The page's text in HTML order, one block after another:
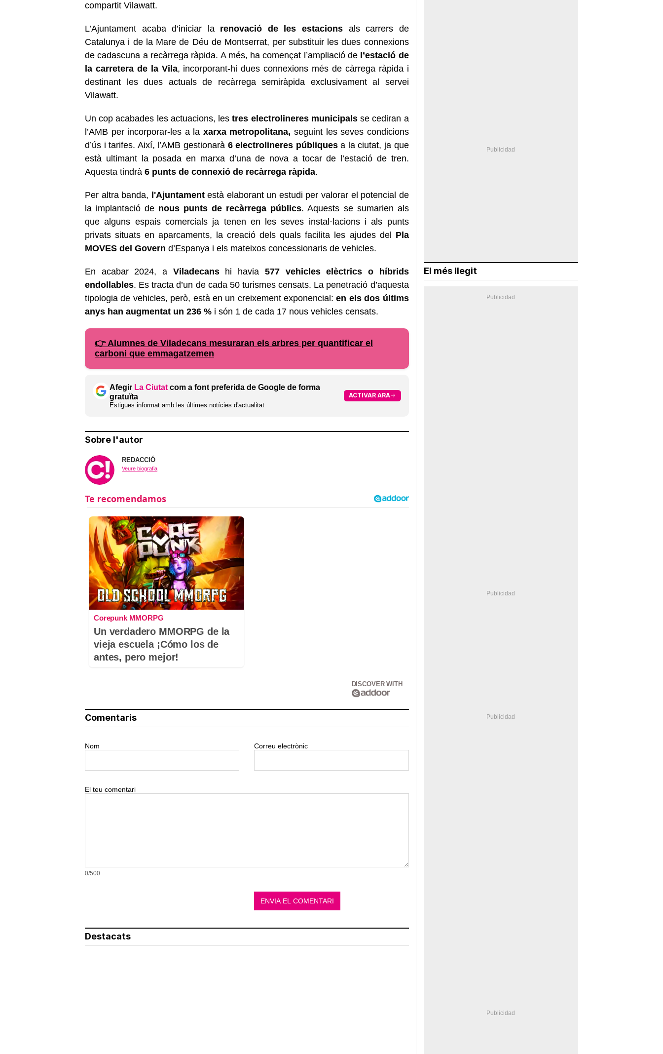
compartit Vilawatt.
L’Ajuntament acaba d’iniciar larenovació de les estacionsals carrers de
Catalunya i de la Mare de Déu de Montserrat, per substituir les dues connexions
de cadascuna a recàrrega ràpida. A més, ha començat l’ampliació de l’estació de
la carretera de la Vila, incorporant-hi dues connexions més de càrrega ràpida i
destinant les dues actuals de recàrrega semiràpida exclusivament al servei
Vilawatt.
Un cop acabades les actuacions, les tres electrolineres municipalsse cediran a
l’AMB per incorporar-les a la xarxa metropolitana, seguint les seves condicions
d’ús i tarifes. Així, l’AMB gestionarà 6 electrolineres públiquesa la ciutat, ja que
està ultimant la posada en marxa d’una de nova a tocar de l’estació de tren.
Aquesta tindrà 6 punts de connexió de recàrrega ràpida.
Per altra banda, l'Ajuntamentestà elaborant un estudi per valorar el potencial de
la implantació de nous punts de recàrrega públics. Aquests se sumarien als
que alguns espais comercials ja tenen en les seves instal·lacions i als punts
privats situats en aparcaments, la creació dels quals facilita les ajudes del Pla
MOVES del Govern d’Espanya i els mateixos concessionaris de vehicles.
En acabar 2024, a Viladecanshi havia 577 vehicles elèctrics o híbrids
endollables. Es tracta d’un de cada 50 turismes censats. La penetració d’aquesta
tipologia de vehicles, però, està en un creixement exponencial:en els dos últims
anys han augmentat un 236 % i són 1 de cada 17 nous vehicles censats.
👉 Alumnes de Viladecans mesuraran els arbres per quantificar el
carboni que emmagatzemen
Afegir La Ciutat com a font preferida de Google de forma
gratuïta
Estigues informat amb les últimes notícies d'actualitat
ACTIVAR ARA
Sobre l'autor
REDACCIÓ
Veure biografia
Corepunk MMORPG
Un verdadero MMORPG de la
vieja escuela ¡Cómo los de
antes, pero mejor!
DISCOVER WITH
Comentaris
Nom Correu electrònic
El teu comentari
0/500
Destacats
El més llegit